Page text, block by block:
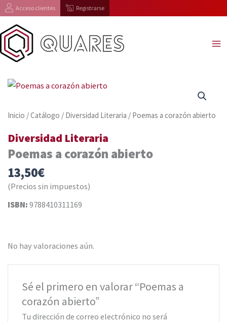
al
contenido
Acceso clientes Registrarse
Inicio /Catálogo / Diversidad Literaria / Poemas a corazón abierto
Diversidad Literaria
Poemas a corazón abierto
13,50€
(Precios sin impuestos)
ISBN: 9788410311169
No hay valoraciones aún.
Sé el primero en valorar “Poemas a
corazón abierto”
Tu dirección de correo electrónico no será